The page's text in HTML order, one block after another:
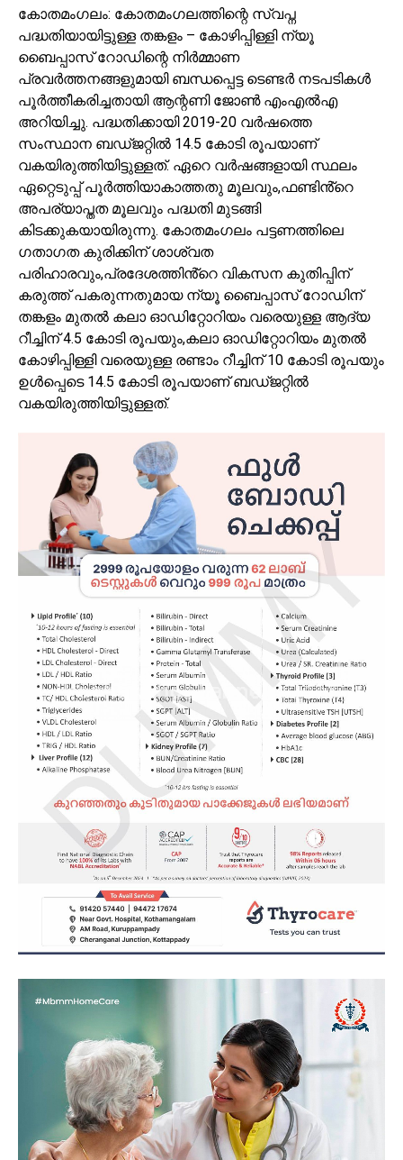
കോതമംഗലം: കോതമംഗലത്തിന്റെ സ്വപ്ന
പദ്ധതിയായിട്ടുള്ള തങ്കളം – കോഴിപ്പിള്ളി ന്യൂ
ബൈപ്പാസ് റോഡിന്റെ നിർമ്മാണ
പ്രവർത്തനങ്ങളുമായി ബന്ധപ്പെട്ട ടെണ്ടർ നടപടികൾ
പൂർത്തീകരിച്ചതായി ആന്റണി ജോൺ എംഎൽഎ
അറിയിച്ചു. പദ്ധതിക്കായി 2019-20 വർഷത്തെ
സംസ്ഥാന ബഡ്ജറ്റിൽ 14.5 കോടി രൂപയാണ്
വകയിരുത്തിയിട്ടുള്ളത്. ഏറെ വർഷങ്ങളായി സ്ഥലം
ഏറ്റെടുപ്പ് പൂർത്തിയാകാത്തതു മൂലവും,ഫണ്ടിൻ്റെ
അപര്യാപ്തത മൂലവും പദ്ധതി മുടങ്ങി
കിടക്കുകയായിരുന്നു. കോതമംഗലം പട്ടണത്തിലെ
ഗതാഗത കുരിക്കിന് ശാശ്വത
പരിഹാരവും,പ്രദേശത്തിൻ്റെ വികസന കുതിപ്പിന്
കരുത്ത് പകരുന്നതുമായ ന്യൂ ബൈപ്പാസ് റോഡിന്
തങ്കളം മുതൽ കലാ ഓഡിറ്റോറിയം വരെയുള്ള ആദ്യ
റീച്ചിന് 4.5 കോടി രൂപയും,കലാ ഓഡിറ്റോറിയം മുതൽ
കോഴിപ്പിള്ളി വരെയുള്ള രണ്ടാം റീച്ചിന് 10 കോടി രൂപയും
ഉൾപ്പെടെ 14.5 കോടി രൂപയാണ് ബഡ്ജറ്റിൽ
വകയിരുത്തിയിട്ടുള്ളത്.